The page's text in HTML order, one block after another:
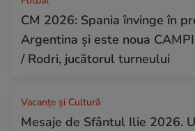
CM 2026: Spania învinge în
Argentina și este noua
/ Rodri, jucătorul turneului
Vacanțe și Cultură
Mesaje de Sfântul Ilie 2026.